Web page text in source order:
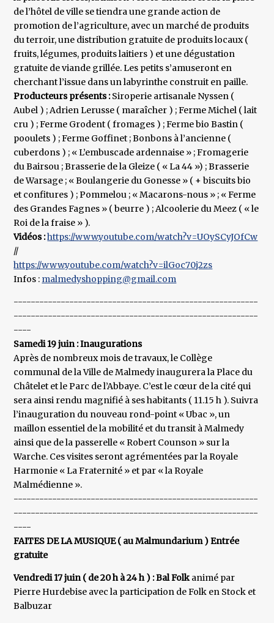
de l’hôtel de ville se tiendra une grande action de
promotion de l’agriculture, avec un marché de produits
du terroir, une distribution gratuite de produits locaux (
fruits, légumes, produits laitiers ) et une dégustation
gratuite de viande grillée. Les petits s’amuseront en
cherchant l’issue dans un labyrinthe construit en paille.
Producteurs présents :Siroperie artisanale Nyssen (
Aubel ) ; Adrien Lerusse ( maraîcher ) ; Ferme Michel ( lait
cru ) ; Ferme Grodent ( fromages ) ; Ferme bio Bastin (
pooulets ) ; Ferme Goffinet ; Bonbons à l’ancienne (
cuberdons ) ; « L’embuscade ardennaise » ; Fromagerie
du Bairsou ; Brasserie de la Gleize ( « La 44 ») ; Brasserie
de Warsage ; « Boulangerie du Gonesse » ( + biscuits bio
et confitures ) ; Pommelou ; « Macarons-nous » ; « Ferme
des Grandes Fagnes » ( beurre ) ; Alcoolerie du Meez ( « le
Roi de la fraise » ).
Vidéos :https://www.youtube.com/watch?v=UOySCyJOfCw
//
https://www.youtube.com/watch?v=ilGoc70j2zs
Infos : malmedyshopping@gmail.com
---------------------------------------------------------
---------------------------------------------------------
----
Samedi 19 juin : Inaugurations
Après de nombreux mois de travaux, le Collège
communal de la Ville de Malmedy inaugurera la Place du
Châtelet et le Parc de l’Abbaye. C’est le cœur de la cité qui
sera ainsi rendu magnifié à ses habitants ( 11.15 h ). Suivra
l’inauguration du nouveau rond-point « Ubac », un
maillon essentiel de la mobilité et du transit à Malmedy
ainsi que de la passerelle « Robert Counson » sur la
Warche. Ces visites seront agrémentées par la Royale
Harmonie « La Fraternité » et par « la Royale
Malmédienne ».
---------------------------------------------------------
---------------------------------------------------------
----
FAITES DE LA MUSIQUE ( au Malmundarium ) Entrée
gratuite
Vendredi 17 juin ( de 20 h à 24 h ) : Bal Folkanimé par
Pierre Hurdebise avec la participation de Folk en Stock et
Balbuzar